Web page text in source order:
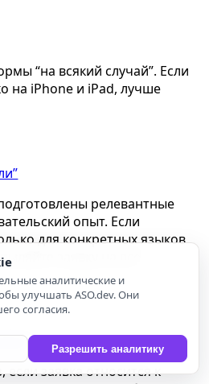
“на всякий случай”. Если
на iPhone и iPad, лучше
релевантные
опыт. Если
для конкретных языков
заявку на все
, если заявка относится к
аналитические и
улучшать ASO.dev. Они
согласия.
Разрешить аналитику